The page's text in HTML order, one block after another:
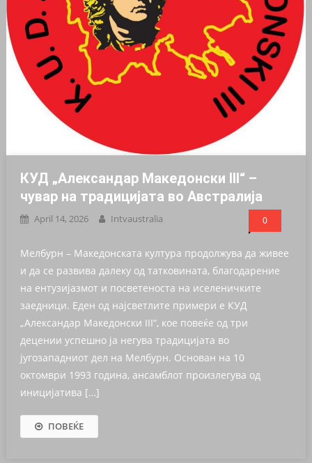
КУД „Александар Македонски III“ –
чувар на традицијата во Австралија
April 14, 2026 Intvaustralia 0
Мелбурн – Македонската култура продолжува да живее
и да се развива далеку од татковината, благодарение
на ентузијазмот и посветеноста на иселеничките
заедници. Еден од најсветлите примери е КУД
„Александар Македонски III“, кое повеќе од три
децении успешно ја негува традицијата во
југозападниот дел на Мелбурн. Основан на 10
октомври 1993 година, ансамблот произлегува од
иницијатива […]
ПОВЕЌЕ